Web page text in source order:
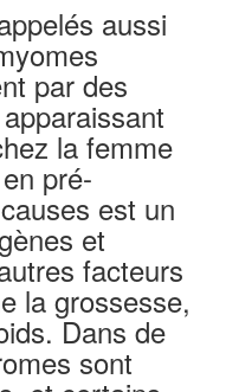
aussi
par des
la femme
pré-
est un
et
facteurs
la grossesse,
Dans de
sont